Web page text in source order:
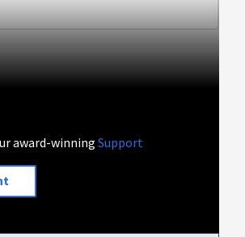
award-winningSupport